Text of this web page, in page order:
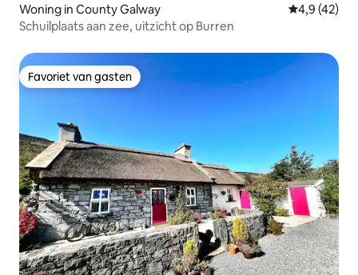
Woning in County Galway
4,9 (42)
Schuilplaats aan zee, uitzicht op Burren
Favoriet van gasten
Favoriet van gasten